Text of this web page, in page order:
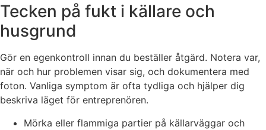
Tecken på fukt i källare och
husgrund
Gör en egenkontroll innan du beställer åtgärd. Notera var,
när och hur problemen visar sig, och dokumentera med
foton. Vanliga symptom är ofta tydliga och hjälper dig
beskriva läget för entreprenören.
Mörka eller flammiga partier på källarväggar och